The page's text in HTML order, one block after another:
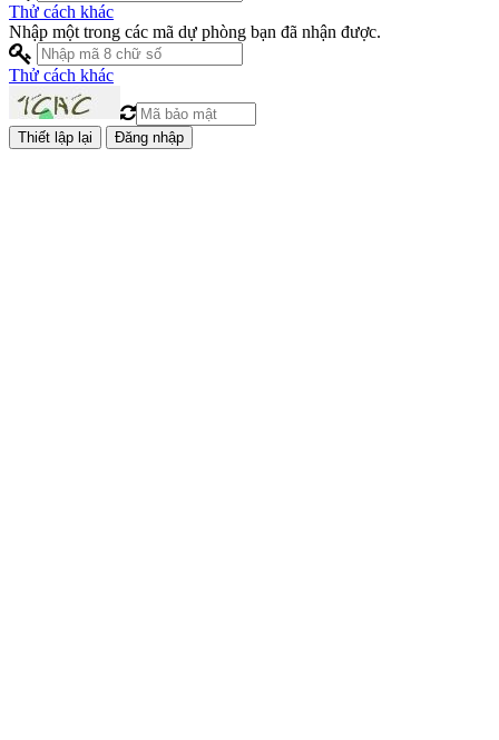
Thử cách khác
Nhập một trong các mã dự phòng bạn đã nhận được.
Thử cách khác
Đăng nhập